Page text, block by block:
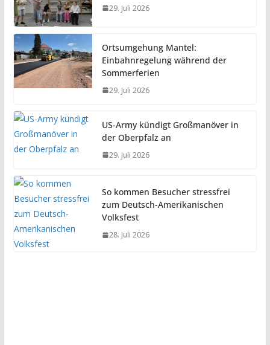
29. Juli 2026
Ortsumgehung Mantel:
Einbahnregelung während der
Sommerferien
29. Juli 2026
US-Army kündigt Großmanöver in
der Oberpfalz an
29. Juli 2026
So kommen Besucher stressfrei
zum Deutsch-Amerikanischen
Volksfest
28. Juli 2026